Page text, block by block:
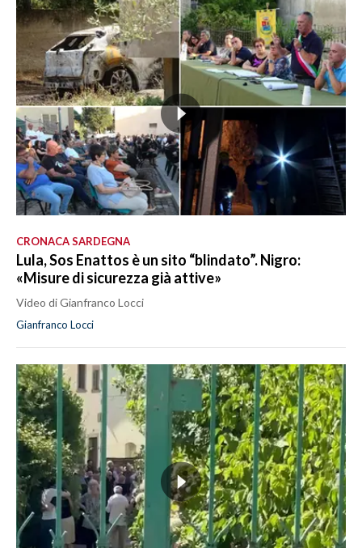
CRONACA SARDEGNA
Lula, Sos Enattos è un sito “blindato”. Nigro:
«Misure di sicurezza già attive»
Video di Gianfranco Locci
Gianfranco Locci